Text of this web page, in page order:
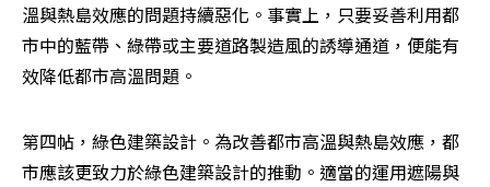
溫與熱島效應的問題持續惡化。事實上，只要妥善利用都
市中的藍帶、綠帶或主要道路製造風的誘導通道，便能有
效降低都市高溫問題。
第四帖，綠色建築設計。為改善都市高溫與熱島效應，都
市應該更致力於綠色建築設計的推動。適當的運用遮陽與